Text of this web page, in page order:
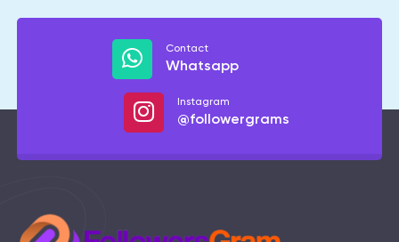
Contact
Whatsapp
Instagram
@followergrams